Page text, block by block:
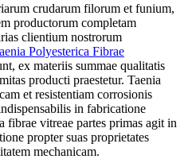
crudarum filorum et funium,
productorum completam
clientium nostrorum
Polyesterica Fibrae
ex materiis summae qualitatis
producti praestetur. Taenia
et resistentiam corrosionis
in fabricatione
fibrae vitreae partes primas agit in
propter suas proprietates
mechanicam.